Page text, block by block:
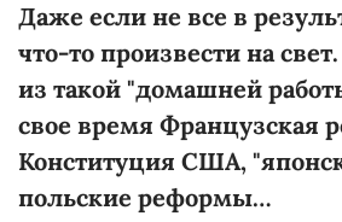
Даже если не все в
что-то произвести на
из такой "домашней
свое время Французская
Конституция США,
польские реформы…